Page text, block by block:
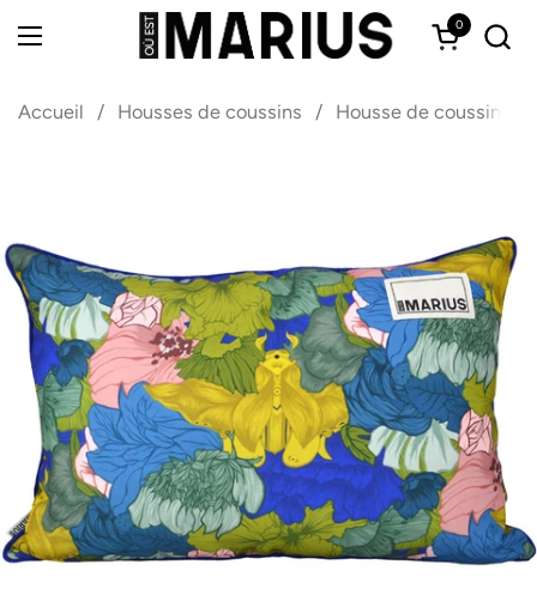
Passer au contenu
Ouvrir le
0
Ouvrir le menu
Accueil / Housses de coussins / Housse de coussin